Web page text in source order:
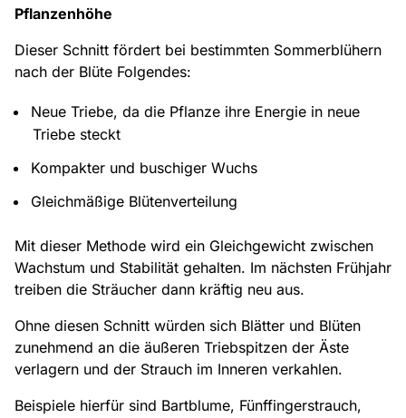
Pflanzenhöhe
Dieser Schnitt fördert bei bestimmten Sommerblühern
nach der Blüte Folgendes:
Neue Triebe, da die Pflanze ihre Energie in neue
Triebe steckt
Kompakter und buschiger Wuchs
Gleichmäßige Blütenverteilung
Mit dieser Methode wird ein Gleichgewicht zwischen
Wachstum und Stabilität gehalten. Im nächsten Frühjahr
treiben die Sträucher dann kräftig neu aus.
Ohne diesen Schnitt würden sich Blätter und Blüten
zunehmend an die äußeren Triebspitzen der Äste
verlagern und der Strauch im Inneren verkahlen.
Beispiele hierfür sind Bartblume, Fünffingerstrauch,